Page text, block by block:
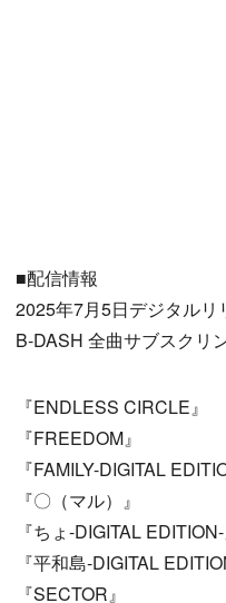
■配信情報
2025年7月5日デジタルリ
B-DASH 全曲サブスクリ
『ENDLESS CIRCLE』
『FREEDOM』
『FAMILY-DIGITAL
『〇（マル）』
『ちょ-DIGITAL EDITION-
『平和島-DIGITAL
『SECTOR』